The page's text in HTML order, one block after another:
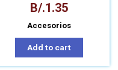
B/.1.35
Accesorios
Add to cart